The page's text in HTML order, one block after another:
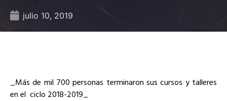
julio 10, 2019
_Más de mil 700 personas terminaron sus cursos y talleres
en el ciclo 2018-2019_